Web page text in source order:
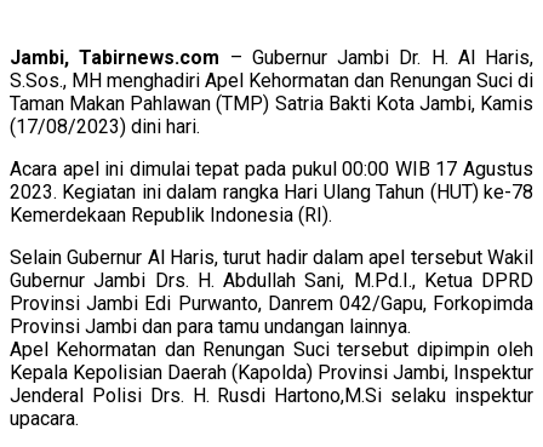
Jambi, Tabirnews.com – Gubernur Jambi Dr. H. Al Haris,
S.Sos., MH menghadiri Apel Kehormatan dan Renungan Suci di
Taman Makan Pahlawan (TMP) Satria Bakti Kota Jambi, Kamis
(17/08/2023) dini hari.
Acara apel ini dimulai tepat pada pukul 00:00 WIB 17 Agustus
2023. Kegiatan ini dalam rangka Hari Ulang Tahun (HUT) ke-78
Kemerdekaan Republik Indonesia (RI).
Selain Gubernur Al Haris, turut hadir dalam apel tersebut Wakil
Gubernur Jambi Drs. H. Abdullah Sani, M.Pd.I., Ketua DPRD
Provinsi Jambi Edi Purwanto, Danrem 042/Gapu, Forkopimda
Provinsi Jambi dan para tamu undangan lainnya.
Apel Kehormatan dan Renungan Suci tersebut dipimpin oleh
Kepala Kepolisian Daerah (Kapolda) Provinsi Jambi, Inspektur
Jenderal Polisi Drs. H. Rusdi Hartono,M.Si selaku inspektur
upacara.